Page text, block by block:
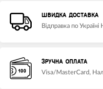
ШВИДКА ДОСТАВКА
Відправка по
ЗРУЧНА ОПЛАТА
Visa/MasterCard,